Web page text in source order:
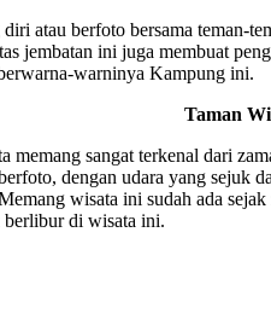
atau berfoto bersama teman-
jembatan ini juga membuat
warninya Kampung ini.
Taman
memang sangat terkenal dari
dengan udara yang sejuk
wisata ini sudah ada
di wisata ini.